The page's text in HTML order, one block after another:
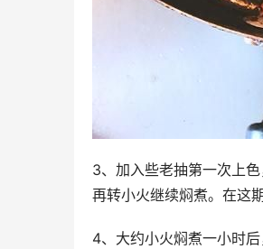
3、加入些老抽第一次上
再转小火继续焖煮。在这
4、大约小火焖煮一小时